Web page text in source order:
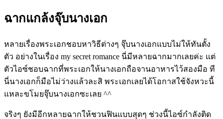
ฉากแกล้งจุ๊บนางเอก
หลายเรื่องพระเอกชอบหาวิธีต่างๆ จุ๊บนางเอกแบบไม่ให้ทันตั้ง
ตัว อย่างในเรื่อง my secret romance นี่มีหลายฉากมากเลยค่ะ แต่
ตัวไอซ์ชอบฉากที่พระเอกให้นางเอกถือจานอาหารไว้สองมือ ที
นี่นางเอกก็มือไม่ว่างแล้วละสิ พระเอกเลยได้โอกาสใช้จังหวะนี้
แหละขโมยจุ๊บนางเอกซะเลย ^^
จริงๆ ยังมีอีกหลายฉากให้ชวนฟินแบบสุดๆ ช่วงนี้ไอซ์กำลังติด